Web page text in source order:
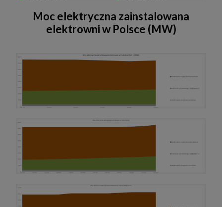
Moc elektryczna zainstalowana
elektrowni w Polsce (MW)